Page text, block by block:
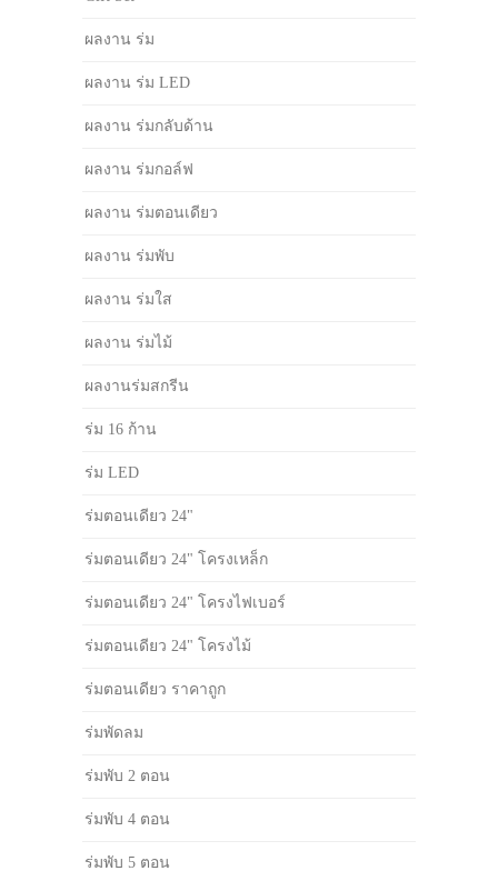
ผลงาน ร่ม
ผลงาน ร่ม LED
ผลงาน ร่มกลับด้าน
ผลงาน ร่มกอล์ฟ
ผลงาน ร่มตอนเดียว
ผลงาน ร่มพับ
ผลงาน ร่มใส
ผลงาน ร่มไม้
ผลงานร่มสกรีน
ร่ม 16 ก้าน
ร่ม LED
ร่มตอนเดียว 24"
ร่มตอนเดียว 24" โครงเหล็ก
ร่มตอนเดียว 24" โครงไฟเบอร์
ร่มตอนเดียว 24" โครงไม้
ร่มตอนเดียว ราคาถูก
ร่มพัดลม
ร่มพับ 2 ตอน
ร่มพับ 4 ตอน
ร่มพับ 5 ตอน